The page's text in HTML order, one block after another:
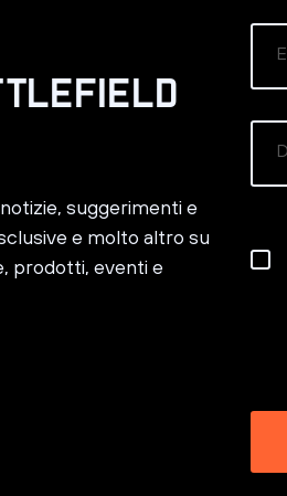
suggerimenti e
e molto altro su
prodotti, eventi e